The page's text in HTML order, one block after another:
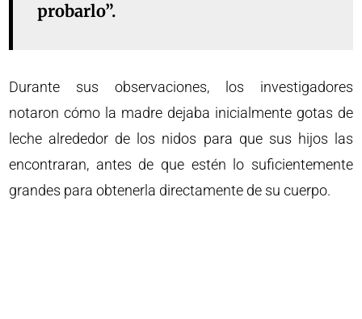
probarlo”.
Durante sus observaciones, los investigadores
notaron cómo la madre dejaba inicialmente gotas de
leche alrededor de los nidos para que sus hijos las
encontraran, antes de que estén lo suficientemente
grandes para obtenerla directamente de su cuerpo.